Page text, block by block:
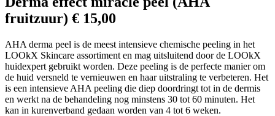
fruitzuur) € 15,00
AHA derma peel is de meest intensieve chemische peeling in het
LOOkX Skincare assortiment en mag uitsluitend door de LOOkX
huidexpert gebruikt worden. Deze peeling is de perfecte manier om
de huid versneld te vernieuwen en haar uitstraling te verbeteren. Het
is een intensieve AHA peeling die diep doordringt tot in de dermis
en werkt na de behandeling nog minstens 30 tot 60 minuten. Het
kan in kurenverband gedaan worden van 4 tot 6 weken.